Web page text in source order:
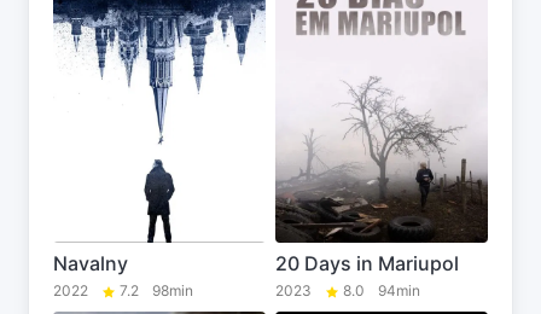
Navalny
2022 7.2 98min
20 Days in Mariupol
2023 8.0 94min